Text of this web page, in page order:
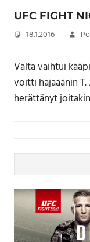
UFC FIGHT
18.1.2016
Valta vaihtui
voitti hajaäänin T.
herättänyt